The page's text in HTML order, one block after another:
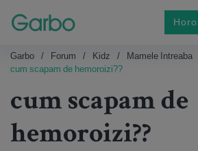
Garbo Forum Kidz
Mamele Intreaba
cum scapam de hemoroizi??
cum scapam de
hemoroizi??